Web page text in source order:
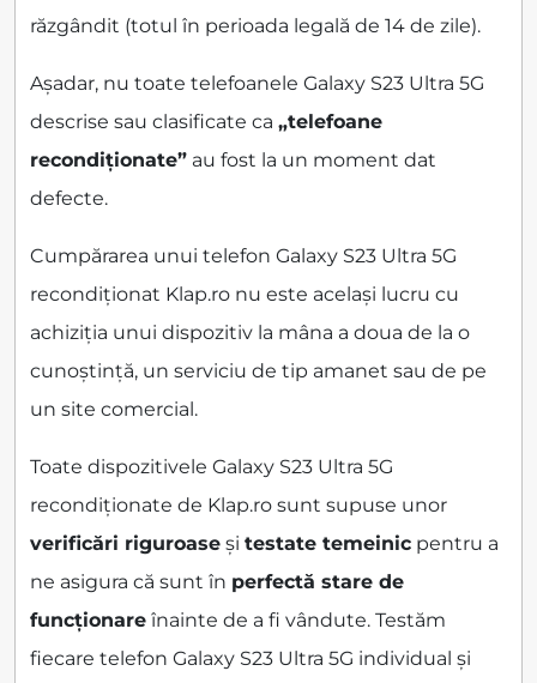
răzgândit (totul în perioada legală de 14 de zile).
Așadar, nu toate telefoanele Galaxy S23 Ultra 5G
descrise sau clasificate ca „telefoane
recondiționate” au fost la un moment dat
defecte.
Cumpărarea unui telefon Galaxy S23 Ultra 5G
recondiționat Klap.ro nu este același lucru cu
achiziția unui dispozitiv la mâna a doua de la o
cunoștință, un serviciu de tip amanet sau de pe
un site comercial.
Toate dispozitivele Galaxy S23 Ultra 5G
recondiționate de Klap.ro sunt supuse unor
verificări riguroase și testate temeinic pentru a
ne asigura că sunt în perfectă stare de
funcționare înainte de a fi vândute. Testăm
fiecare telefon Galaxy S23 Ultra 5G individual și